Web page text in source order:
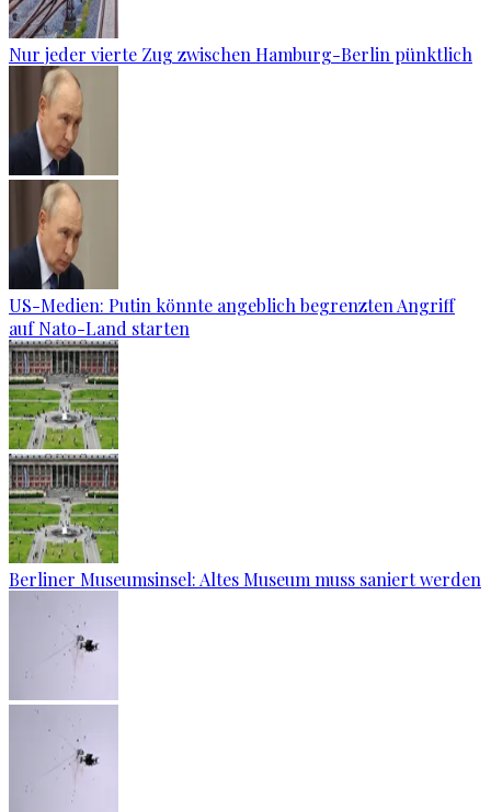
Nur jeder vierte Zug zwischen Hamburg-Berlin pünktlich
US-Medien: Putin könnte angeblich begrenzten Angriff
auf Nato-Land starten
Berliner Museumsinsel: Altes Museum muss saniert werden